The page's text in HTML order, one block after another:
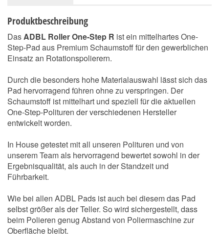
Produktbeschreibung
DasADBL Roller One-Step R ist ein mittelhartes One-
Step-Pad aus Premium Schaumstoff für den gewerblichen
Einsatz an Rotationspolierern.
Durch die besonders hohe Materialauswahl lässt sich das
Pad hervorragend führen ohne zu verspringen. Der
Schaumstoff ist mittelhart und speziell für die aktuellen
One-Step-Polituren der verschiedenen Hersteller
entwickelt worden.
In House getestet mit all unseren Polituren und von
unserem Team als hervorragend bewertet sowohl in der
Ergebnisqualität, als auch in der Standzeit und
Führbarkeit.
Wie bei allen ADBL Pads ist auch bei diesem das Pad
selbst größer als der Teller. So wird sichergestellt, dass
beim Polieren genug Abstand von Poliermaschine zur
Oberfläche bleibt.